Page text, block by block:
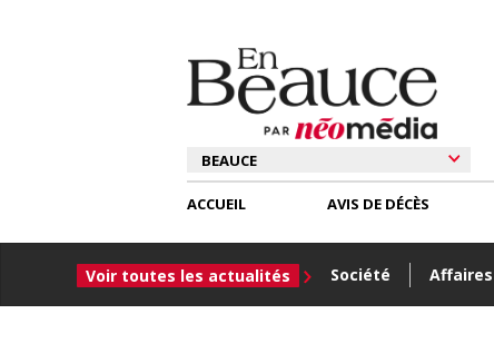
ACCUEIL
Voir toutes les actualités Société Affaires
AVIS DE DÉCÈS